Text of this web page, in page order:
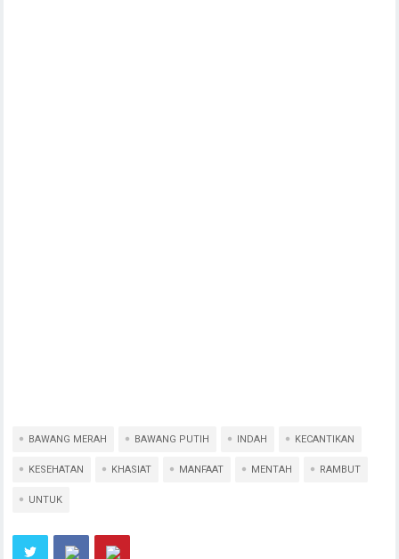
BAWANG MERAH BAWANG PUTIH INDAH KECANTIKAN
KESEHATAN KHASIAT MANFAAT MENTAH RAMBUT
UNTUK